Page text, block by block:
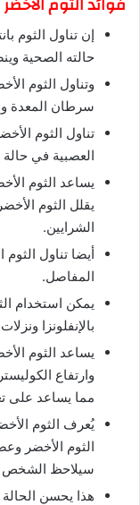
إن تناول
حالته الصحية
وتناول الثوم
سرطان المعدة
تناول الثوم
العصبية في حالة
يساعد الثوم
يقلل الثوم
الشرايين.
أيضا تناول
المفاصل.
يمكن استخدام
بالإنفلونزا
يساعد الثوم
وارتفاع
مما يساعد على
يُعرف الثوم
الثوم الأخضر
سيلاحظ الشخص
هذا يحسن